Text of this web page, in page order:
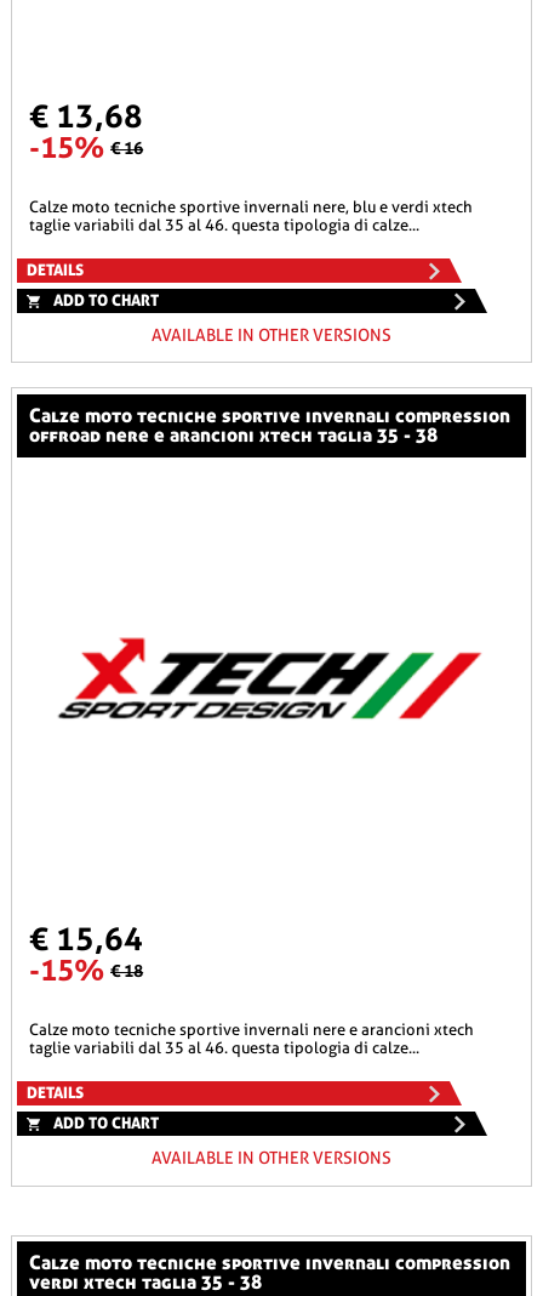
€ 13,68
-15% € 16
calze moto tecniche sportive invernali nere, blu e verdi xtech
taglie variabili dal 35 al 46. questa tipologia di calze...
DETAILS
ADD TO CHART
AVAILABLE IN OTHER VERSIONS
calze moto tecniche sportive invernali compression
offroad nere e arancioni xtech taglia 35 - 38
€ 15,64
-15% € 18
calze moto tecniche sportive invernali nere e arancioni xtech
taglie variabili dal 35 al 46. questa tipologia di calze...
DETAILS
ADD TO CHART
AVAILABLE IN OTHER VERSIONS
calze moto tecniche sportive invernali compression
verdi xtech taglia 35 - 38